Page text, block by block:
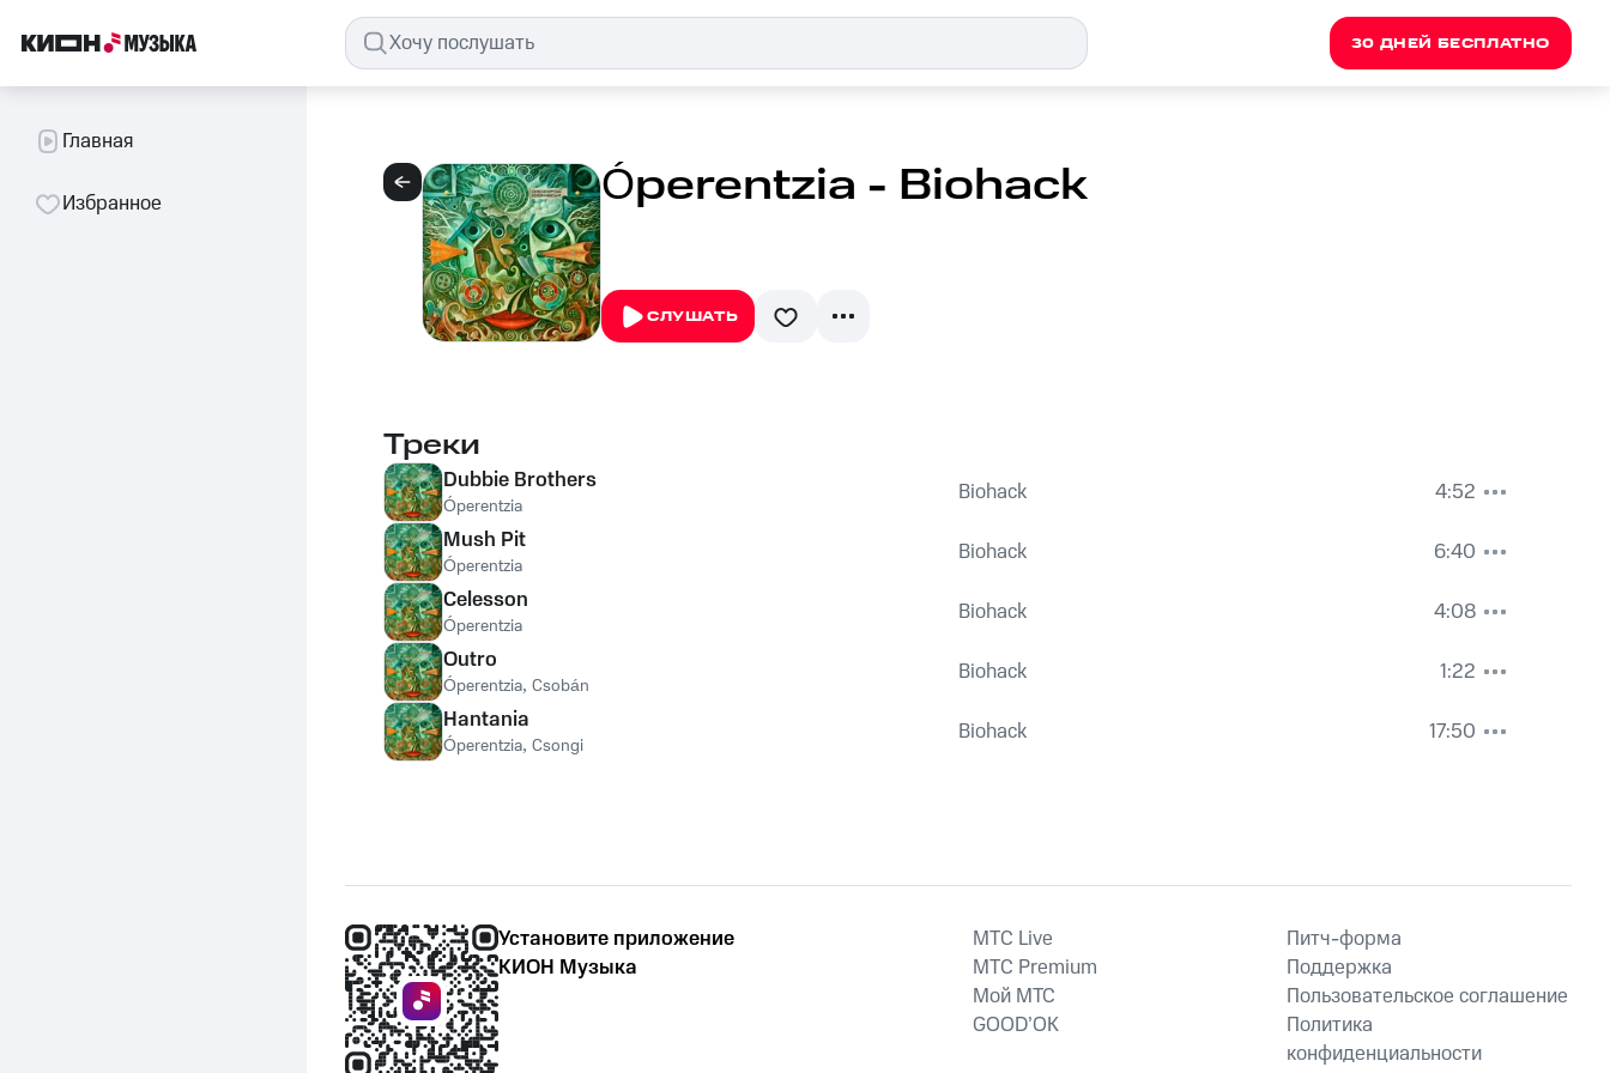
30 ДНЕЙ БЕСПЛАТНО
Главная
Избранное Óperentzia - Biohack
СЛУШАТЬ
Треки
Dubbie Brothers
Óperentzia Biohack
4:52
Mush Pit
Óperentzia Biohack
6:40
Celesson
Óperentzia Biohack
4:08
Outro
Óperentzia, Csobán Biohack
1:22
Hantania
Óperentzia, Csongi Biohack 17:50
Установите приложение
КИОН Музыка
MTС Live
MTС Premium
Мой МТС
GOOD’OK
Питч-форма
Поддержка
Пользовательское соглашение
Политика
конфиденциальности